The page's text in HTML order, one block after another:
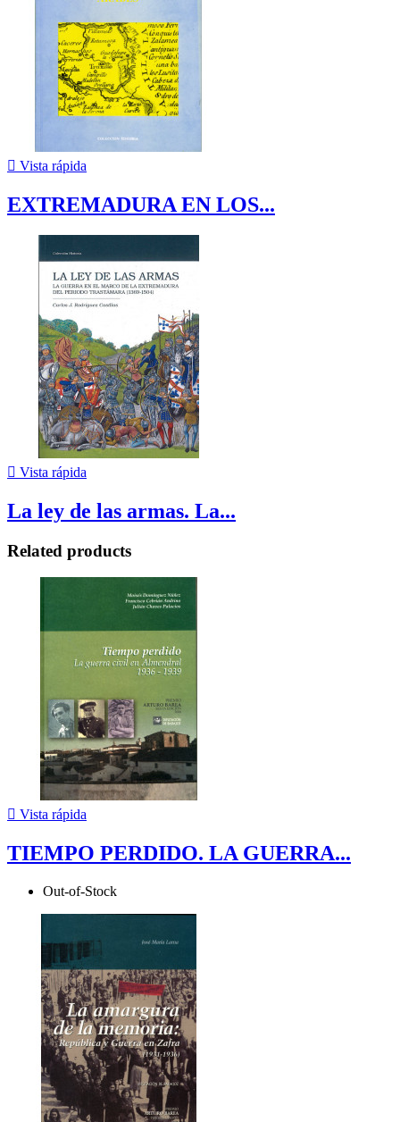
 Vista rápida
EXTREMADURA EN LOS...
 Vista rápida
La ley de las armas. La...
Related products
 Vista rápida
TIEMPO PERDIDO. LA GUERRA...
Out-of-Stock